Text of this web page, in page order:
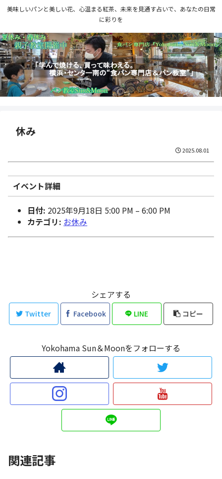
美味しいパンと美しい花、心温まる紅茶、未来を見通す占いで、あなたの日常
に彩りを
休み
2025.08.01
イベント詳細
日付: 2025年9月18日 5:00 PM –6:00 PM
カテゴリ: お休み
シェアする
Twitter Facebook LINE コピー
Yokohama Sun＆Moonをフォローする
関連記事